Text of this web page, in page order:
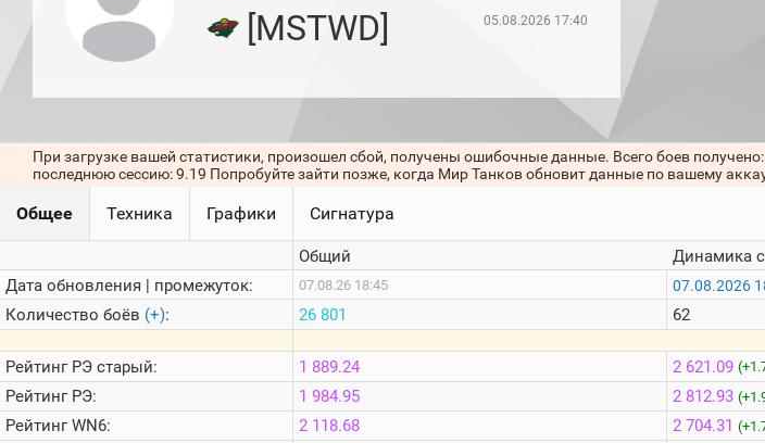
последние
сессии)
1000
стримеров
Информация
Онлайн
Цветовая
шкала
[MSTWD]
05.08.2026 17:40
При загрузке вашей статистики, произошел сбой, получены ошибочные данные. Всего боев
последнюю сессию: 9.19 Попробуйте зайти позже, когда Мир Танков обновит данные по вашему
Общее Техника Графики Сигнатура
Дата обновления | промежуток:
Количество боёв (+):
РейтингРЭ старый:
РейтингРЭ:
РейтингWN6:
Общий
07.08.26 18:45
26 801
1 889.24
1 984.95
2 118.68
Динамика
07.08.2026
62
2 621.09
2 812.93
2 704.31